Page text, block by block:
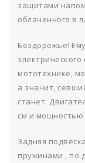
защитами
облаченного в
Бездорожье!
мототехнике,
а значит,
станет.
см и мощностью
Задняя
пружинами , по